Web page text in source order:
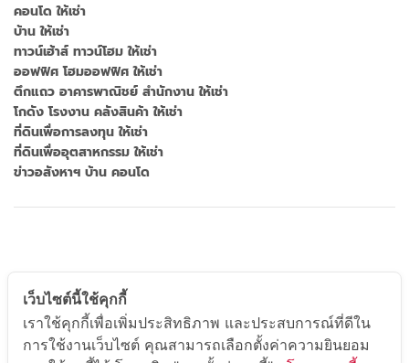
คอนโด ให้เช่า
บ้าน ให้เช่า
ทาวน์เฮ้าส์ ทาวน์โฮม ให้เช่า
ออฟฟิศ โฮมออฟฟิศ ให้เช่า
ตึกแถว อาคารพาณิชย์ สำนักงาน ให้เช่า
โกดัง โรงงาน คลังสินค้า ให้เช่า
ที่ดินเพื่อการลงทุน ให้เช่า
ที่ดินเพื่ออุตสาหกรรม ให้เช่า
ข่าวอสังหาฯ บ้าน คอนโด
เว็บไซต์นี้ใช้คุกกี้
เราใช้คุกกี้เพื่อเพิ่มประสิทธิภาพ และประสบการณ์ที่ดีใน
การใช้งานเว็บไซต์ คุณสามารถเลือกตั้งค่าความยินยอม